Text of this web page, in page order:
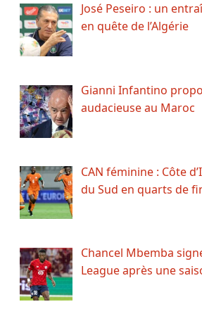
José Peseiro : un
en quête de l’Algérie
Gianni Infantino
audacieuse au Maroc
CAN féminine : Côte
du Sud en quarts de
Chancel Mbemba
League après une